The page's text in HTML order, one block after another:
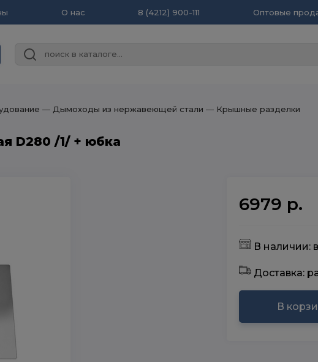
О нас 8 (4212) 900-111 Оптовые
― Дымоходы из нержавеющей стали ― Крышные разделки
D280 /1/ + юбка
6979 р.
В наличии:
Доставка:
В